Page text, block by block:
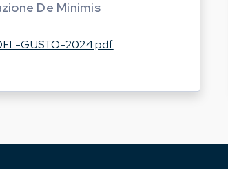
De Minimis
GUSTO-2024.pdf